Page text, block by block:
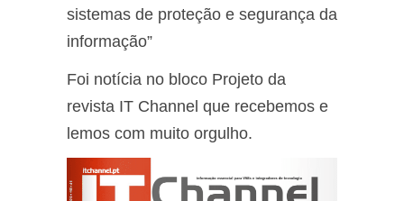
sistemas de proteção e segurança da
informação”
Foi notícia no bloco Projeto da
revista IT Channel que recebemos e
lemos com muito orgulho.